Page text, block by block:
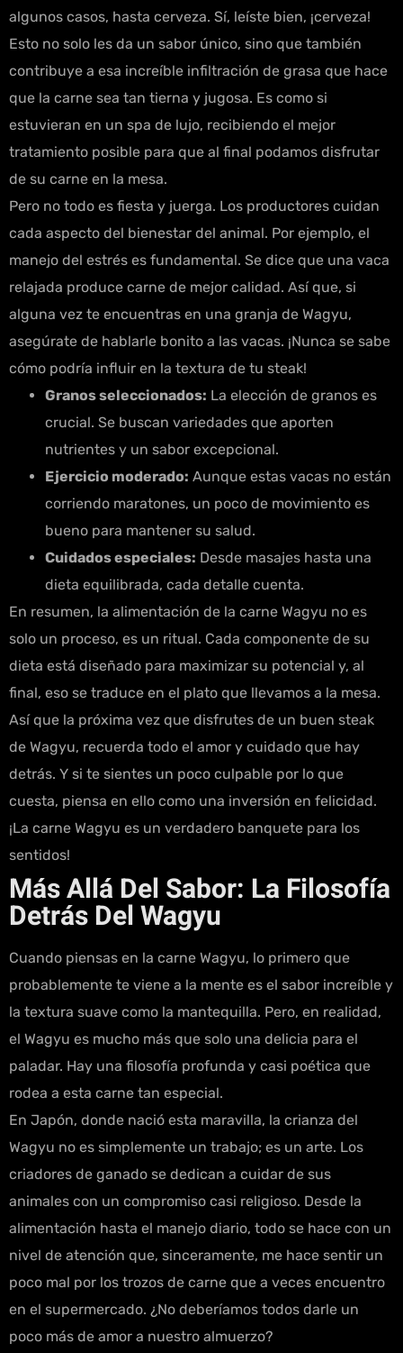
algunos casos, hasta cerveza. Sí, leíste bien, ¡cerveza!
Esto no solo les da un sabor único, sino que también
contribuye a esa increíble infiltración de grasa que hace
que la carne sea tan tierna y jugosa. Es como si
estuvieran en un spa de lujo, recibiendo el mejor
tratamiento posible para que al final podamos disfrutar
de su carne en la mesa.
Pero no todo es fiesta y juerga. Los productores cuidan
cada aspecto del bienestar del animal. Por ejemplo, el
manejo del estrés es fundamental. Se dice que una vaca
relajada produce carne de mejor calidad. Así que, si
alguna vez te encuentras en una granja de Wagyu,
asegúrate de hablarle bonito a las vacas. ¡Nunca se sabe
cómo podría influir en la textura de tu steak!
Granos seleccionados: La elección de granos es
crucial. Se buscan variedades que aporten
nutrientes y un sabor excepcional.
Ejercicio moderado: Aunque estas vacas no están
corriendo maratones, un poco de movimiento es
bueno para mantener su salud.
Cuidados especiales: Desde masajes hasta una
dieta equilibrada, cada detalle cuenta.
En resumen, la alimentación de la carne Wagyu no es
solo un proceso, es un ritual. Cada componente de su
dieta está diseñado para maximizar su potencial y, al
final, eso se traduce en el plato que llevamos a la mesa.
Así que la próxima vez que disfrutes de un buen steak
de Wagyu, recuerda todo el amor y cuidado que hay
detrás. Y si te sientes un poco culpable por lo que
cuesta, piensa en ello como una inversión en felicidad.
¡La carne Wagyu es un verdadero banquete para los
sentidos!
Más Allá Del Sabor: La Filosofía
Detrás Del Wagyu
Cuando piensas en la carne Wagyu, lo primero que
probablemente te viene a la mente es el sabor increíble y
la textura suave como la mantequilla. Pero, en realidad,
el Wagyu es mucho más que solo una delicia para el
paladar. Hay una filosofía profunda y casi poética que
rodea a esta carne tan especial.
En Japón, donde nació esta maravilla, la crianza del
Wagyu no es simplemente un trabajo; es un arte. Los
criadores de ganado se dedican a cuidar de sus
animales con un compromiso casi religioso. Desde la
alimentación hasta el manejo diario, todo se hace con un
nivel de atención que, sinceramente, me hace sentir un
poco mal por los trozos de carne que a veces encuentro
en el supermercado. ¿No deberíamos todos darle un
poco más de amor a nuestro almuerzo?